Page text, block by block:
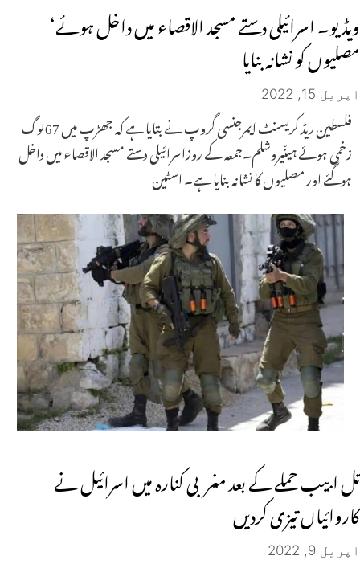
ویڈیو۔ اسرائیلی دستے مسجد الاقصاء میں داخل ہوئے‘
مصلیوں کو نشانہ بنایا
اپریل 15, 2022
فلسطین ریڈ کریسنٹ ایمرجنسی گروپ نے بتایا ہے کہ جھڑپ میں 67لوگ
زخمی ہوئے ہیںیروشلم۔جمعہ کے روزاسرائیلی دستے مسجد الاقصاء میں داخل
ہوگئے اور مصلیوں کا نشانہ بنایا ہے۔ اسٹین
تل ابیب حملے کے بعد مغربی کنارہ میں اسرائیل نے
کاروائیاں تیزی کردیں
اپریل 9, 2022